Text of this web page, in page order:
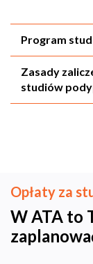
Program
Zasady
studiów
Opłaty za
W ATA to